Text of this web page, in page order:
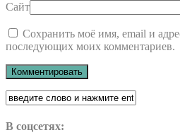
Сайт
Сохранить моё имя, email и
последующих моих комментариев.
В соцсетях: